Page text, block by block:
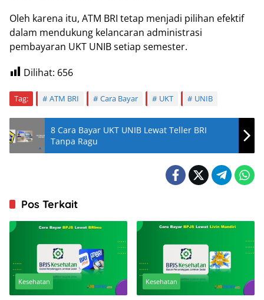
Oleh karena itu, ATM BRI tetap menjadi pilihan efektif
dalam mendukung kelancaran administrasi
pembayaran UKT UNIB setiap semester.
Dilihat: 656
Tag: ATM BRI Cara Bayar UKT UNIB
8 Cara Bayar UKT UNIB Lewat Teller BRI
Tanpa Ragu
Pos Terkait
Kesehatan Kesehatan